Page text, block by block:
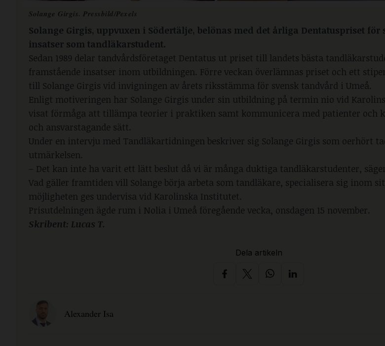
Solange Girgis. Pressbild/Pexels
Solange Girgis, uppvuxen i Södertälje, belönas med det årliga Dentatuspriset
insatser som tandläkarstudent.
Sedan 1989 delar tandvårdsföretaget Dentatus ut priset till landets bästa
framstående insatser inom utbildningen. Förre veckan överlämnas priset och ett
till Solange Girgis vid invigningen av årets riksstämma för svensk tandvård i Umeå.
Enligt motiveringen har Solange Girgis under sin utbildning på termin nio vid
visat förmåga att tillämpa teorier i praktiken samt kommunicera med patienter och
och ansvarstagande sätt.
Under en intervju med Tandläkartidningen beskriver sig Solange Girgis som oerhört
utmärkelsen.
– Det kan inte ha varit ett lätt beslut då vi är många duktiga tandläkarstudenter,
Vad gäller framtiden vill Solange börja arbeta som tandläkare, specialisera sig inom
möjligheten ges undervisa vid Karolinska Institutet.
Prisutdelningen ägde rum i Nolia i Umeå föregående vecka, onsdagen 15 november.
Skribent: Lucas T.
Dela artikeln
Alexander Isa